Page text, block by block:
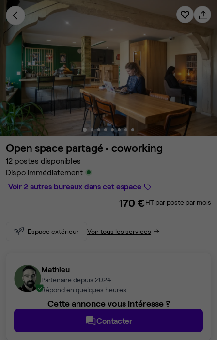
Open space partagé • coworking
12 postes disponibles
Dispo immédiatement
Voir 2 autres bureaux dans cet espace
170 €HT par poste par mois
Espace extérieur Voir tous les services
Mathieu
Partenaire depuis 2024
Répond en quelques heures
Cette annonce vous intéresse ?
Contacter